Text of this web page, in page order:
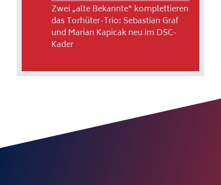
Zwei „alte Bekannte“ komplettieren
das Torhüter-Trio: Sebastian Graf
und Marian Kapicak neu im DSC-
Kader